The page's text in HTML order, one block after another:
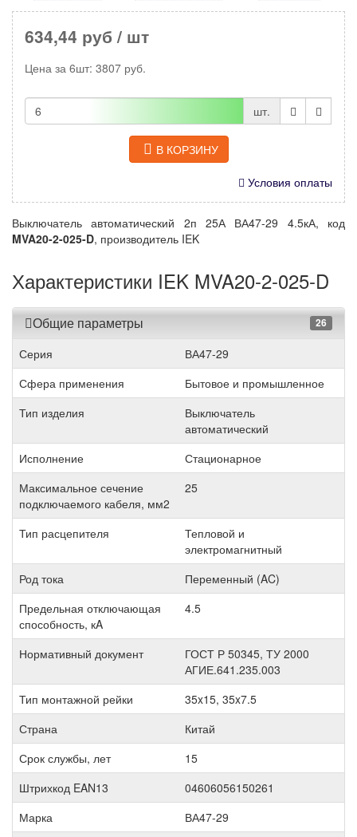
634,44 руб / шт
Цена за 6шт: 3807 руб.
шт.
В КОРЗИНУ
Условия оплаты
Выключатель автоматический 2п 25А ВА47-29 4.5кА, код
MVA20-2-025-D, производитель IEK
Характеристики IEK MVA20-2-025-D
Общие параметры 26
Серия
ВА47-29
Сфера применения
Бытовое и промышленное
Тип изделия
Выключатель
автоматический
Исполнение
Стационарное
Максимальное сечение
подключаемого кабеля, мм2
25
Тип расцепителя
Тепловой и
электромагнитный
Род тока
Переменный (AC)
Предельная отключающая
способность, кA
4.5
Нормативный документ
ГОСТ Р 50345, ТУ 2000
АГИЕ.641.235.003
Тип монтажной рейки
35x15, 35x7.5
Страна
Китай
Срок службы, лет
15
Штрихкод EAN13
04606056150261
Марка
ВА47-29